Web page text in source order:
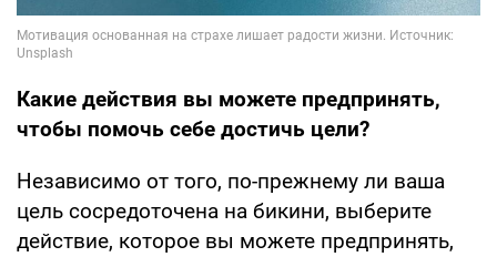
Какие действия вы можете предпринять,
чтобы помочь себе достичь цели?
Независимо от того, по-прежнему ли ваша
цель сосредоточена на бикини, выберите
действие, которое вы можете предпринять,